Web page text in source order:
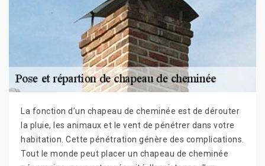
La fonction d’un chapeau de cheminée est de dérouter
la pluie, les animaux et le vent de pénétrer dans votre
habitation. Cette pénétration génère des complications.
Tout le monde peut placer un chapeau de cheminée